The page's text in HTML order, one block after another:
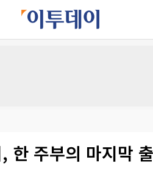
, 한 주부의 마지막